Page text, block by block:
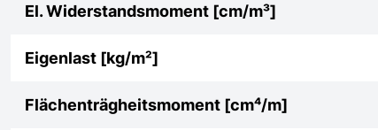
El. Widerstandsmoment [cm/m³]
Eigenlast [kg/m²]
Flächenträgheitsmoment [cm⁴/m]